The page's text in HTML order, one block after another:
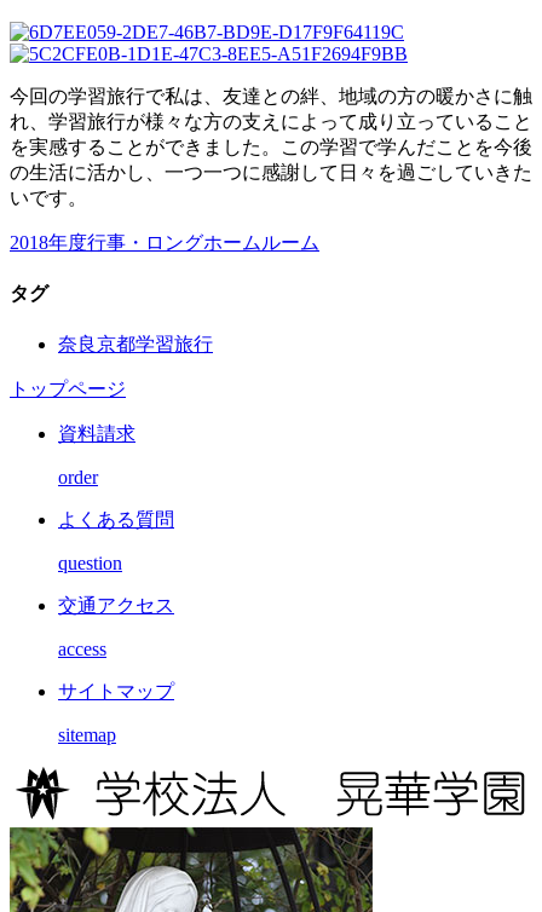
今回の学習旅行で私は、友達との絆、地域の方の暖かさに触
れ、学習旅行が様々な方の支えによって成り立っていること
を実感することができました。この学習で学んだことを今後
の生活に活かし、一つ一つに感謝して日々を過ごしていきた
いです。
2018年度行事・ロングホームルーム
タグ
奈良京都学習旅行
トップページ
資料請求
order
よくある質問
question
交通アクセス
access
サイトマップ
sitemap